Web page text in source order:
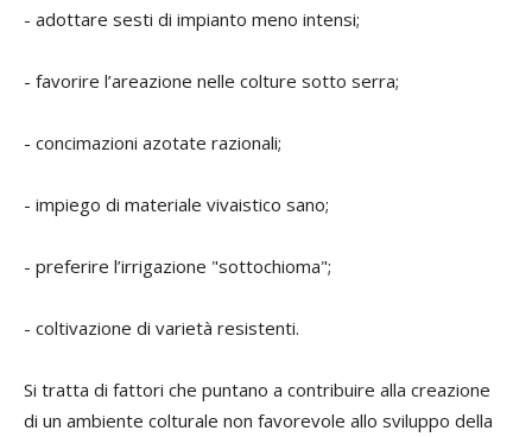
- adottare sesti di impianto meno intensi;
- favorire l’areazione nelle colture sotto serra;
- concimazioni azotate razionali;
- impiego di materiale vivaistico sano;
- preferire l’irrigazione "sottochioma";
- coltivazione di varietà resistenti.
Si tratta di fattori che puntano a contribuire alla creazione
di un ambiente colturale non favorevole allo sviluppo della